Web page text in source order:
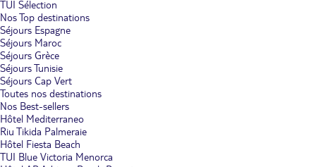
TUI Sélection
Nos Top destinations
Séjours Espagne
Séjours Maroc
Séjours Grèce
Séjours Tunisie
Séjours Cap Vert
Toutes nos destinations
Nos Best-sellers
Hôtel Mediterraneo
Riu Tikida Palmeraie
Hôtel Fiesta Beach
TUI Blue Victoria Menorca